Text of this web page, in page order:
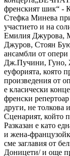
френският шик“ -
Стефка Минева
участието и на
Емилия Джурова,
Джуров, Стоян
ансамбли от
Дж.Пучини,
еуфорията, която
произведения от
е класически
френски
други, не толкова
Сценарият, който
Разказан е като
и жена-
сме заглавия от
Доницети/ и още